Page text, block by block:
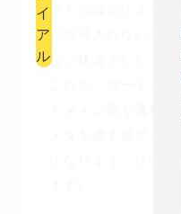
イ
ア
ル
フトの設定により
が許可されない場合
ない状況でした。
これが、サードパ
ドメイン間を遷移
メタを渡す形でク
になります。(パラ